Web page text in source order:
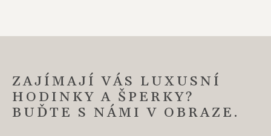
ZAJÍMAJÍ VÁS LUXUSNÍ
HODINKY A ŠPERKY?
BUĎTE S NÁMI V OBRAZE.